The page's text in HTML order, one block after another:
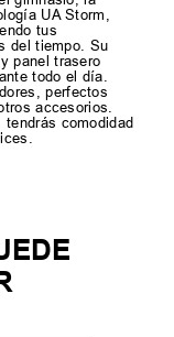
UA Storm,
tus
del tiempo. Su
panel trasero
todo el día.
perfectos
accesorios.
tendrás comodidad